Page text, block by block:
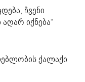
ჩვენი
იქნება“
ქალაქი